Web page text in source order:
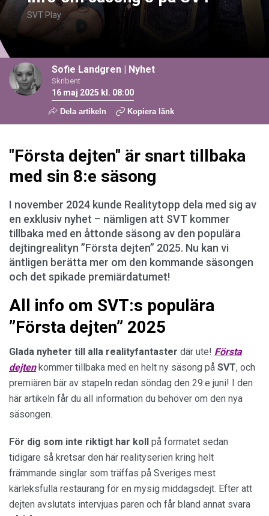
SVT Play
Sofie Landgren | Nyhet
Skribent
16 maj 2025 kl. 08:00
Dela artikeln Kopiera länk
"Första dejten" är snart tillbaka
med sin 8:e säsong
I november 2024 kunde Realitytopp dela med sig av
en exklusiv nyhet – nämligen att SVT kommer
tillbaka med en åttonde säsong av den populära
dejtingrealityn ”Första dejten” 2025. Nu kan vi
äntligen berätta mer om den kommande säsongen
och det spikade premiärdatumet!
All info om SVT:s populära
”Första dejten” 2025
Glada nyheter till alla realityfantaster där ute! Första
dejtenkommer tillbaka med en helt ny säsong på SVT, och
premiären bär av stapeln redan söndag den 29:e juni! I den
här artikeln får du all information du behöver om den nya
säsongen.
För dig som inte riktigt har koll på formatet sedan
tidigare så kretsar den här realityserien kring helt
främmande singlar som träffas på Sveriges mest
kärleksfulla restaurang för en mysig middagsdejt. Efter att
dejten avslutats intervjuas paren och får bland annat svara